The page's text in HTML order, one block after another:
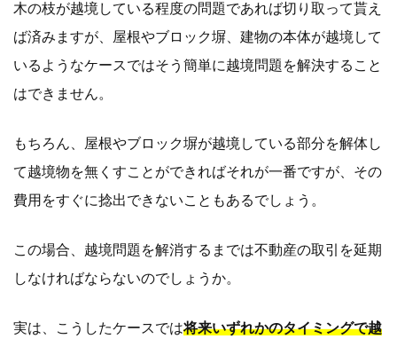
木の枝が越境している程度の問題であれば切り取って貰え
ば済みますが、屋根やブロック塀、建物の本体が越境して
いるようなケースではそう簡単に越境問題を解決すること
はできません。
もちろん、屋根やブロック塀が越境している部分を解体し
て越境物を無くすことができればそれが一番ですが、その
費用をすぐに捻出できないこともあるでしょう。
この場合、越境問題を解消するまでは不動産の取引を延期
しなければならないのでしょうか。
実は、こうしたケースでは将来いずれかのタイミングで越